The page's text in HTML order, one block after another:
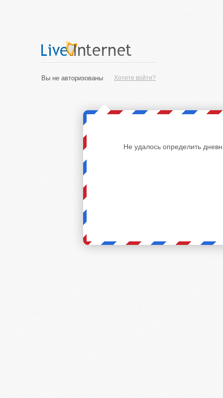
Хотите войти?
Вы не авторизованы
Не удалось определить